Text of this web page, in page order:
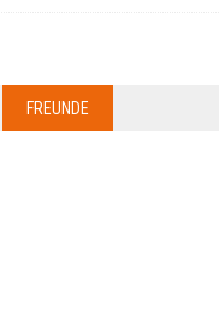
FREUNDE